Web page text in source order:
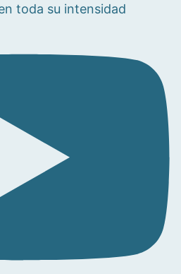
toda su intensidad